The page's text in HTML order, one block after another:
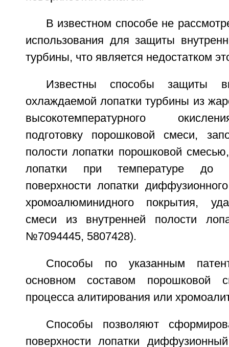
В известном способе не
использования для защиты
турбины, что является недостатком
Известны способы защиты
охлаждаемой лопатки турбины из
высокотемпературного
подготовку порошковой смеси,
полости лопатки порошковой
лопатки при температуре до
поверхности лопатки
хромоалюминидного покрытия,
смеси из внутренней полости
№7094445, 5807428).
Способы по указанным
основном составом порошковой
процесса алитирования или
Способы позволяют
поверхности лопатки